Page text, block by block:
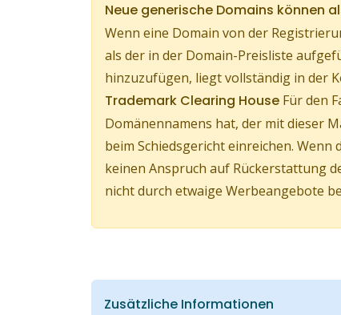
Neue generische Domains können
Wenn eine Domain von der
als der in der Domain-Preisliste
hinzuzufügen, liegt vollständig in der
Trademark Clearing House Für den
Domänennamens hat, der mit dieser
beim Schiedsgericht einreichen.
keinen Anspruch auf Rückerstattung
nicht durch etwaige Werbeangebote
Zusätzliche Informationen